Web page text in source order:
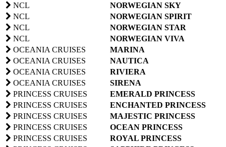
NCL
NORWEGIAN SKY
NCL
NORWEGIAN SPIRIT
NCL
NORWEGIAN STAR
NCL
NORWEGIAN VIVA
OCEANIA CRUISES
MARINA
OCEANIA CRUISES
NAUTICA
OCEANIA CRUISES
RIVIERA
OCEANIA CRUISES
SIRENA
PRINCESS CRUISES
EMERALD PRINCESS
PRINCESS CRUISES
ENCHANTED PRINCESS
PRINCESS CRUISES
MAJESTIC PRINCESS
PRINCESS CRUISES
OCEAN PRINCESS
PRINCESS CRUISES
ROYAL PRINCESS